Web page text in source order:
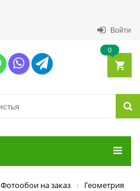
Войти
0
Фотообои на заказ
Геометрия